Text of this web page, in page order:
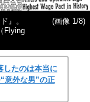
』。
Flying
(画像 1/8)
たのは本当に
意外な男”の正